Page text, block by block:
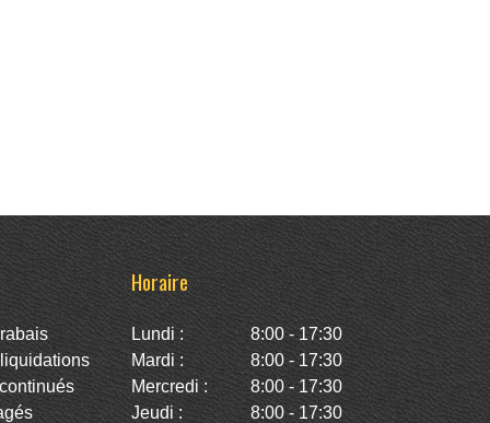
Horaire
Lundi :
8:00 - 17:30
Mardi :
8:00 - 17:30
Mercredi :
8:00 - 17:30
Jeudi :
8:00 - 17:30